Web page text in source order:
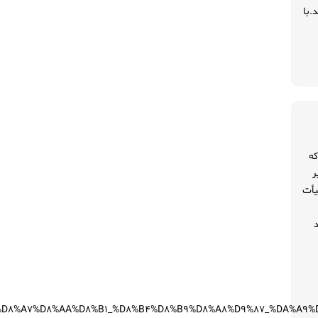
فعالیت های خانه تئاتر کاشان باید خدمت تمام دوستان محترم عرض کنم طبق اساسنامه خانه تئاتر ایران فصل اول /ماده ۵ که